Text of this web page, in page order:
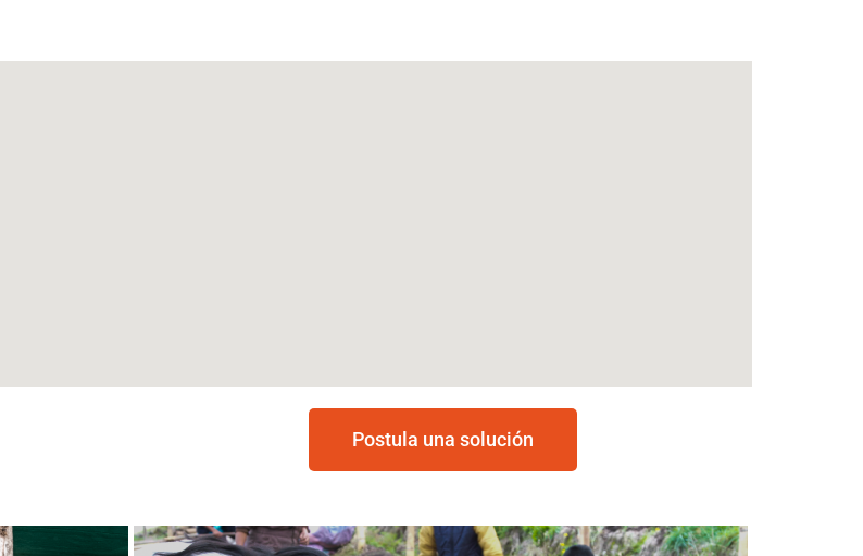
Postula una solución